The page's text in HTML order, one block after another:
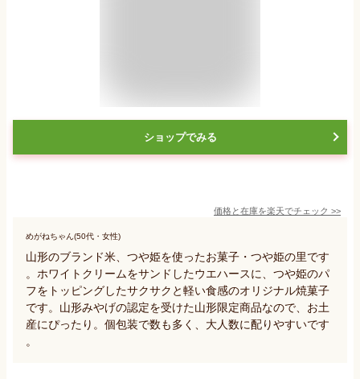
ショップでみる
価格と在庫を楽天でチェック >>
めがねちゃん(50代・女性)
山形のブランド米、つや姫を使ったお菓子・つや姫の里です
。ホワイトクリームをサンドしたウエハースに、つや姫のパ
フをトッピングしたサクサクと軽い食感のオリジナル焼菓子
です。山形みやげの認定を受けた山形限定商品なので、お土
産にぴったり。個包装で数も多く、大人数に配りやすいです
。